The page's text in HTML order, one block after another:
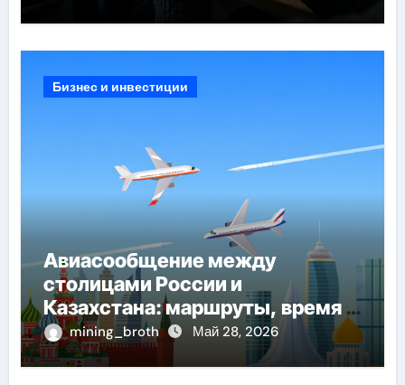
Бизнес и инвестиции
Авиасообщение между
столицами России и
Казахстана: маршруты, время в
пути и особенности перелёта
mining_broth Май 28, 2026